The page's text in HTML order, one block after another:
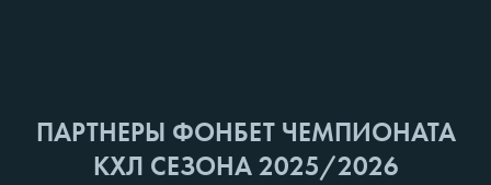
ПАРТНЕРЫ ФОНБЕТ ЧЕМПИОНАТА
КХЛ СЕЗОНА 2025/2026